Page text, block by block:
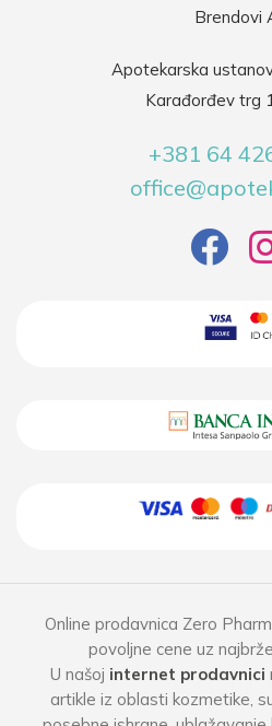
Brendovi
Apotekarska
Karađorđev trg
+381 64
Online prodavnica Zero
povoljne cene uz
U našoj internet prodavnici
artikle iz oblasti kozmetike,